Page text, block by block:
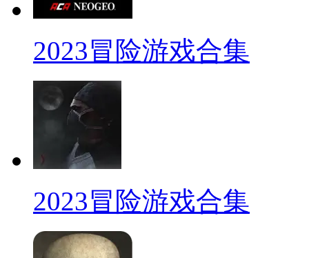
2023冒险游戏合集
2023冒险游戏合集